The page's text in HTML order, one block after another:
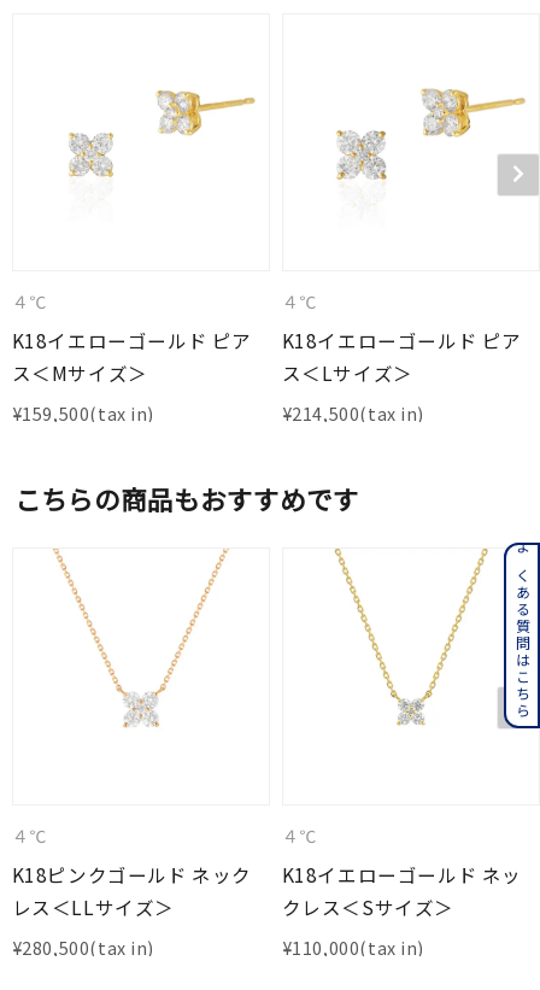
４℃
K18イエローゴールド ピア
ス＜Mサイズ＞
¥159,500
４℃
K18イエローゴールド ピア
ス＜Lサイズ＞
¥214,500
こちらの商品もおすすめです
４℃
K18ピンクゴールド ネック
レス＜LLサイズ＞
¥280,500
４℃
K18イエローゴールド ネッ
クレス＜Sサイズ＞
¥110,000
よくある質問はこちら